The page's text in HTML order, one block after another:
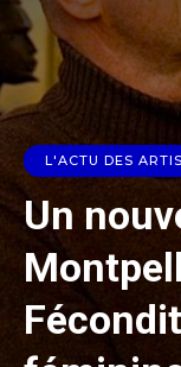
L'ACTU DES
Un